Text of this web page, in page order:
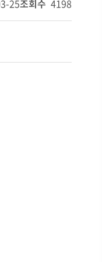
25조회수 4198